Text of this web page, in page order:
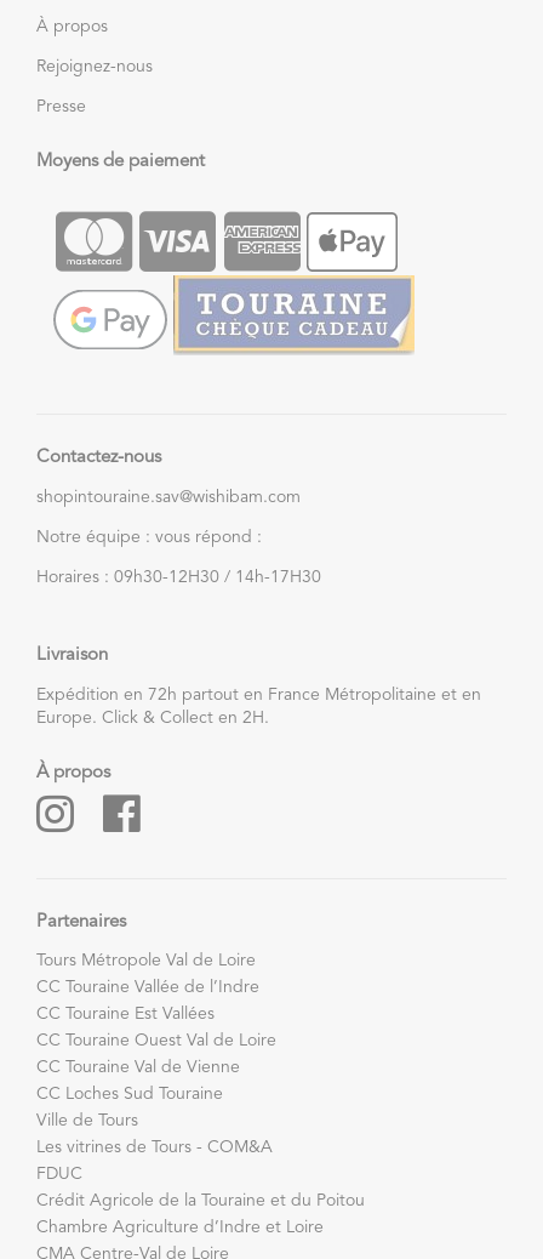
À propos
Rejoignez-nous
Presse
Moyens de paiement
Contactez-nous
shopintouraine.sav@wishibam.com
Notre équipe : vous répond :
Horaires : 09h30-12H30 / 14h-17H30
Livraison
Expédition en 72h partout en France Métropolitaine et en
Europe. Click & Collect en 2H.
À propos
Partenaires
Tours Métropole Val de Loire
CC Touraine Vallée de l’Indre
CC Touraine Est Vallées
CC Touraine Ouest Val de Loire
CC Touraine Val de Vienne
CC Loches Sud Touraine
Ville de Tours
Les vitrines de Tours - COM&A
FDUC
Crédit Agricole de la Touraine et du Poitou
Chambre Agriculture d’Indre et Loire
CMA Centre-Val de Loire